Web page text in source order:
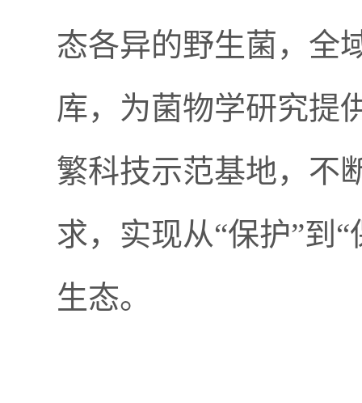
态各异的野生菌，全
库，为菌物学研究提
繁科技示范基地，不
求，实现从“保护”到
生态。